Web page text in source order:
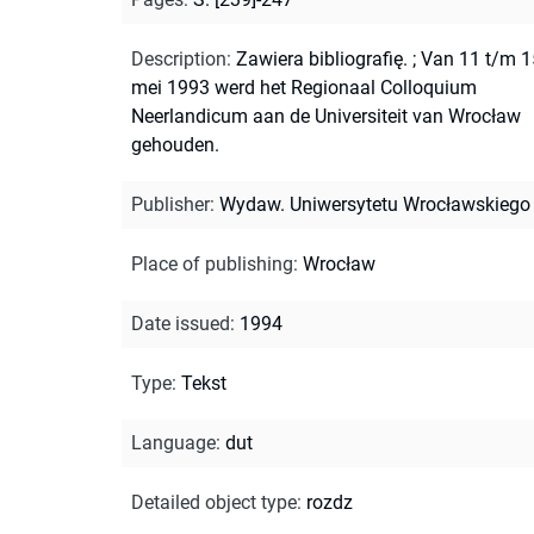
Description: Zawiera bibliografię. ; Van 11 t/m
mei 1993 werd het Regionaal Colloquium
Neerlandicum aan de Universiteit van Wrocław
gehouden.
Publisher: Wydaw. Uniwersytetu Wrocławskiego
Place of publishing: Wrocław
Date issued: 1994
Type: Tekst
Language: dut
Detailed object type: rozdz